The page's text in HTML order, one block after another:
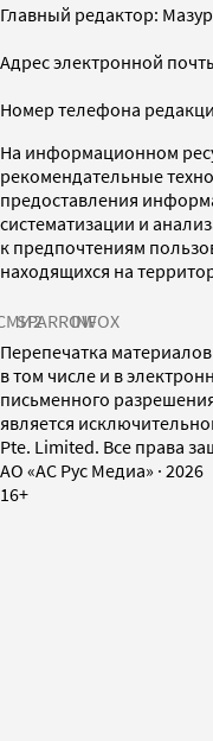
Главный редактор:
Адрес электронной
Номер телефона
На информационном
рекомендательные
предоставления
систематизации и
к предпочтениям
находящихся на
SPARROWINFOX
Перепечатка
в том числе и в
письменного
является
Pte. Limited. Все права
AO «АС Рус Медиа» · 2026
16+